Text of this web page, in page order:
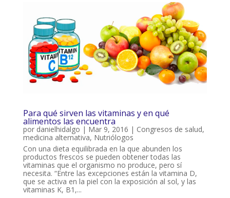
Para qué sirven las vitaminas y en qué
alimentos las encuentra
por danielhidalgo | Mar 9, 2016 | Congresos de salud,
medicina alternativa, Nutriólogos
Con una dieta equilibrada en la que abunden los
productos frescos se pueden obtener todas las
vitaminas que el organismo no produce, pero sí
necesita. “Entre las excepciones están la vitamina D,
que se activa en la piel con la exposición al sol, y las
vitaminas K, B1,...